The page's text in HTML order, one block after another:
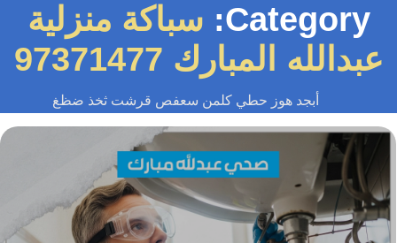
Category: سباكة منزلية
المبارك 97371477
أبجد هوز حطي كلمن سعفص قرشت ثخذ ضظغ